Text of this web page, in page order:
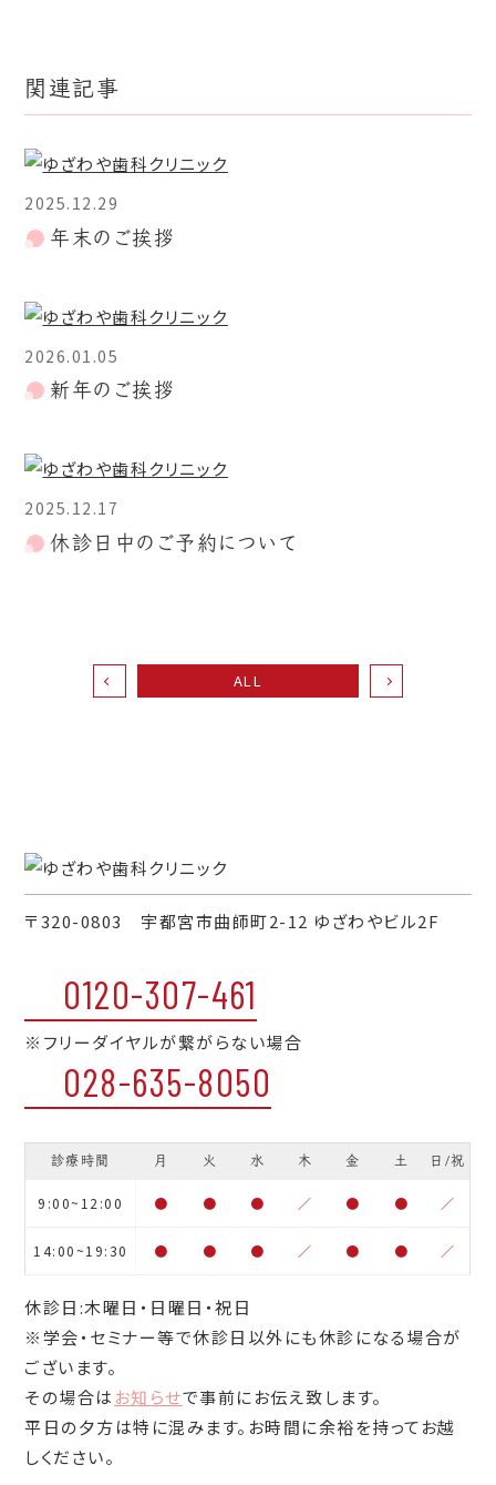
関連記事
2025.12.29
年末のご挨拶
2026.01.05
新年のご挨拶
2025.12.17
休診日中のご予約について
ALL
〒320-0803 宇都宮市曲師町2-12 ゆざわやビル2F
0120-307-461
※フリーダイヤルが繋がらない場合
028-635-8050
診療時間 月 火 水 木 金 土 日/祝
9:00~12:00 ● ● ● ／ ● ● ／
14:00~19:30 ● ● ● ／ ● ● ／
休診日:木曜日・日曜日・祝日
※学会・セミナー等で休診日以外にも休診になる場合が
ございます。
その場合は お知らせで事前にお伝え致します。
平日の夕方は特に混みます。お時間に余裕を持ってお越
しください。